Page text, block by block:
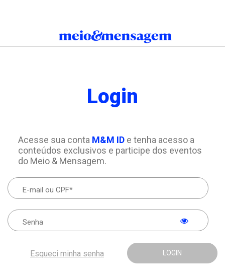
Login
Acesse sua conta M&M IDe tenha acesso a
conteúdos exclusivos e participe dos eventos
do Meio & Mensagem.
LOGIN
Esqueci minha senha